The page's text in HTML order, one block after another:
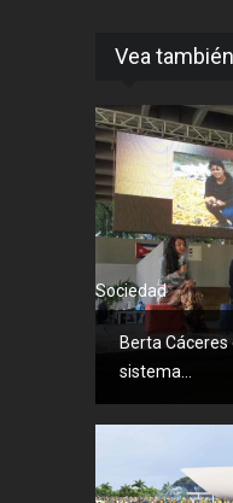
Vea también
Sociedad
Berta Cáceres
sistema...